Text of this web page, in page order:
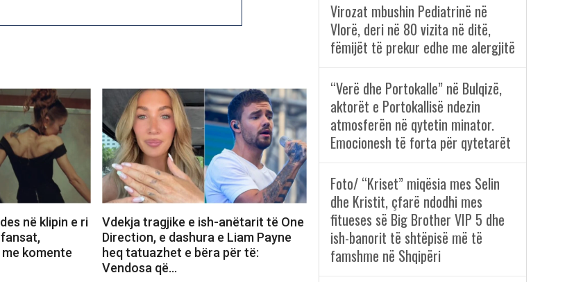
në klipin e ri
komente
Vdekja tragjike e ish-anëtarit të One
Direction, e dashura e Liam Payne
heq tatuazhet e bëra për të:
Vendosa që…
Virozat mbushin Pediatrinë në
Vlorë, deri në 80 vizita në ditë,
fëmijët të prekur edhe me alergjitë
“Verë dhe Portokalle” në Bulqizë,
aktorët e Portokallisë ndezin
atmosferën në qytetin minator.
Emocionesh të forta për qytetarët
Foto/ “Kriset” miqësia mes Selin
dhe Kristit, çfarë ndodhi mes
fitueses së Big Brother VIP 5 dhe
ish-banorit të shtëpisë më të
famshme në Shqipëri